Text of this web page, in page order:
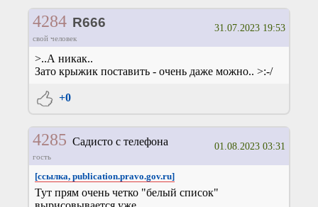
4284 R666
свой человек
31.07.2023 19:53
>..А никак..
Зато крыжик поставить - очень даже можно.. >:-/
+0
4285 Садисто с телефона
гость
01.08.2023 03:31
[ссылка, publication.pravo.gov.ru]
Тут прям очень четко "белый список"